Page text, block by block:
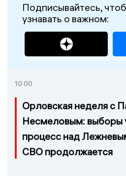
Подписывайтесь,
узнавать о важном:
10:00
Орловская неделя с
Несмеловым: выборы
процесс над
СВО продолжается